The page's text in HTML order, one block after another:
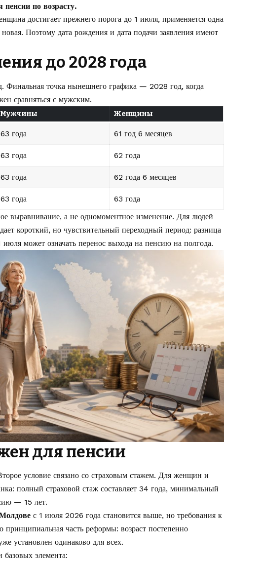
пенсии по возрасту.
достигает прежнего порога до 1 июля, применяется одна
Поэтому дата рождения и дата подачи заявления имеют
до 2028 года
Финальная точка нынешнего графика — 2028 год, когда
сравняться с мужским.
Мужчины Женщины
63 года 61 год 6 месяцев
63 года 62 года
63 года 62 года 6 месяцев
63 года
63 года
выравнивание, а не одномоментное изменение. Для людей
короткий, но чувствительный переходный период: разница
июля может означать перенос выхода на пенсию на полгода.
для пенсии
условие связано со страховым стажем. Для женщин и
полный страховой стаж составляет 34 года, минимальный
— 15 лет.
с 1 июля 2026 года становится выше, но требования к
принципиальная часть реформы: возраст постепенно
установлен одинаково для всех.
элемента: